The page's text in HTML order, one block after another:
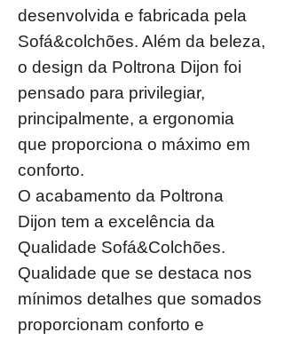
desenvolvida e fabricada pela
Sofá&colchões. Além da beleza,
o design da Poltrona Dijon foi
pensado para privilegiar,
principalmente, a ergonomia
que proporciona o máximo em
conforto.
O acabamento da Poltrona
Dijon tem a excelência da
Qualidade Sofá&Colchões.
Qualidade que se destaca nos
mínimos detalhes que somados
proporcionam conforto e